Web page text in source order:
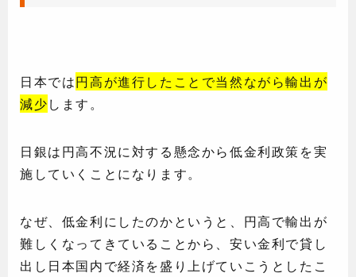
日本では円高が進行したことで当然ながら輸出が
減少します。
日銀は円高不況に対する懸念から低金利政策を実
施していくことになります。
なぜ、低金利にしたのかというと、円高で輸出が
難しくなってきていることから、安い金利で貸し
出し日本国内で経済を盛り上げていこうとしたこ